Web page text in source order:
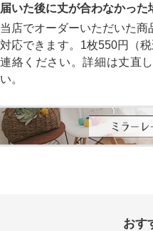
届いた後に丈が合わなかった
当店でオーダーいただいた
対応できます。1枚550円（
連絡ください。詳細は丈直
い。
おす